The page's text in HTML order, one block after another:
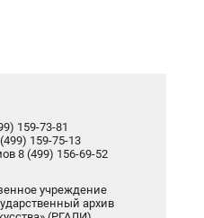
159-73-81
159-75-13
8 (499) 156-69-52
учреждение
архив